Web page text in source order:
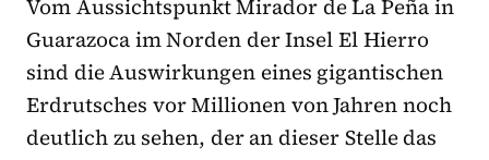
Vom Aussichtspunkt Mirador de La Peña in
Guarazoca im Norden der Insel El Hierro
sind die Auswirkungen eines gigantischen
Erdrutsches vor Millionen von Jahren noch
deutlich zu sehen, der an dieser Stelle das